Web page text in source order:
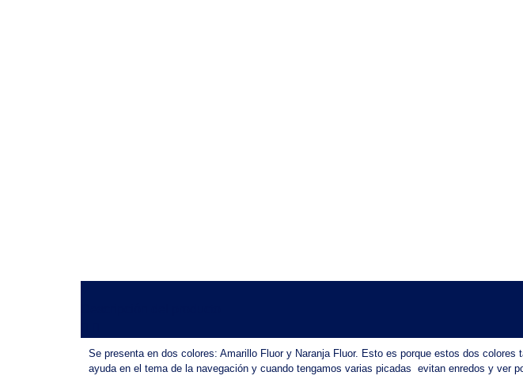
Se presenta en dos colores: Amarillo Fluor y Naranja Fluor. Esto es porque estos dos
ayuda en el tema de la navegación y cuando tengamos varias picadas evitan enredos y ver